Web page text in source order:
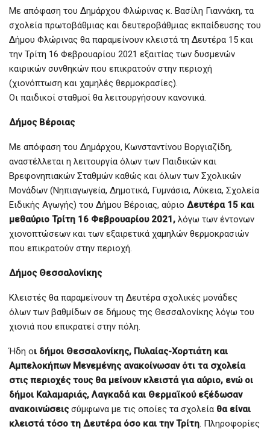
Με απόφαση του Δημάρχου Φλώρινας κ. Βασίλη Γιαννάκη, τα
σχολεία πρωτοβάθμιας και δευτεροβάθμιας εκπαίδευσης του
Δήμου Φλώρινας θα παραμείνουν κλειστά τη Δευτέρα 15 και
την Τρίτη 16 Φεβρουαρίου 2021 εξαιτίας των δυσμενών
καιρικών συνθηκών που επικρατούν στην περιοχή
(χιονόπτωση και χαμηλές θερμοκρασίες).
Οι παιδικοί σταθμοί θα λειτουργήσουν κανονικά.
Δήμος Βέροιας
Με απόφαση του Δημάρχου, Κωνσταντίνου Βοργιαζίδη,
αναστέλλεται η λειτουργία όλων των Παιδικών και
Βρεφονηπιακών Σταθμών καθώς και όλων των Σχολικών
Μονάδων (Νηπιαγωγεία, Δημοτικά, Γυμνάσια, Λύκεια, Σχολεία
Ειδικής Αγωγής) του Δήμου Βέροιας, αύριο Δευτέρα 15 και
μεθαύριο Τρίτη 16 Φεβρουαρίου 2021, λόγω των έντονων
χιονοπτώσεων και των εξαιρετικά χαμηλών θερμοκρασιών
που επικρατούν στην περιοχή.
Δήμος Θεσσαλονίκης
Κλειστές θα παραμείνουν τη Δευτέρα σχολικές μονάδες
όλων των βαθμίδων σε δήμους της Θεσσαλονίκης λόγω του
χιονιά που επικρατεί στην πόλη.
Ήδη οι δήμοι Θεσσαλονίκης, Πυλαίας-Χορτιάτη και
Αμπελοκήπων Μενεμένης ανακοίνωσαν ότι τα σχολεία
στις περιοχές τους θα μείνουν κλειστά για αύριο, ενώ οι
δήμοι Καλαμαριάς, Λαγκαδά και Θερμαϊκού εξέδωσαν
ανακοινώσεις σύμφωνα με τις οποίες τα σχολεία θα είναι
κλειστά τόσο τη Δευτέρα όσο και την Τρίτη. Πληροφορίες